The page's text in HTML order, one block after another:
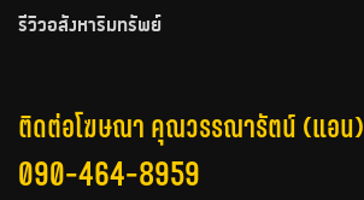
รีวิวอสังหาริมทรัพย์
ติดต่อโฆษณา คุณวรรณารัตน์ (แอน)
090-464-8959